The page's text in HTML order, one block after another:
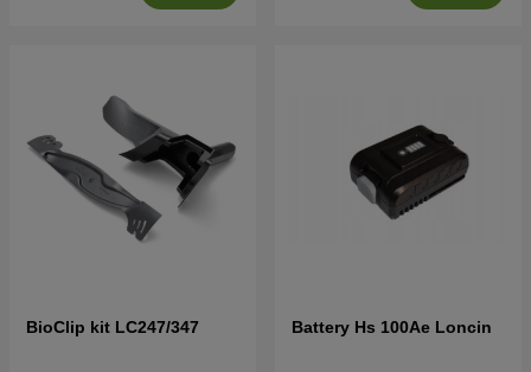
BioClip kit LC247/347 Battery Hs 100Ae Loncin